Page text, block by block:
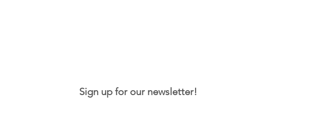
Sign up for our newsletter!